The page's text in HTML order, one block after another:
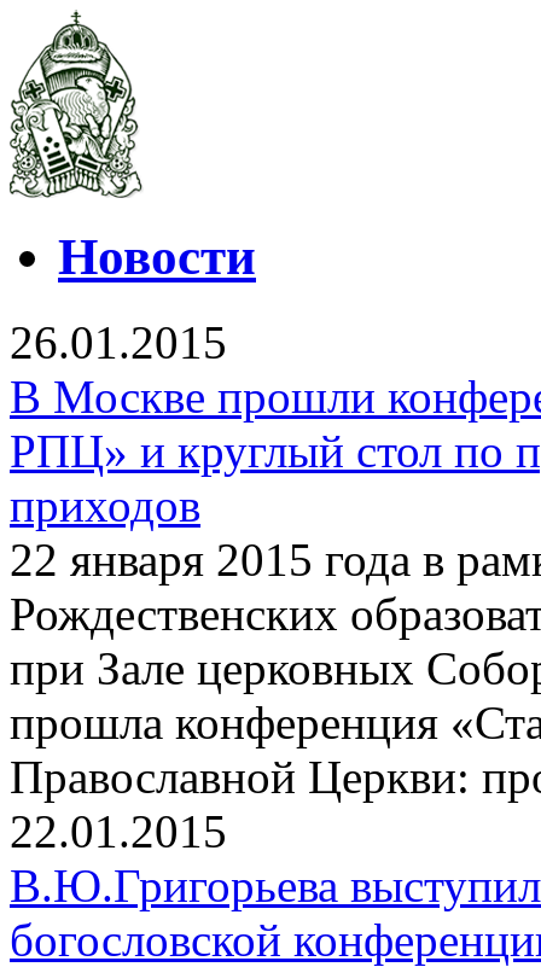
Новости
26.01.2015
В Москве прошли
РПЦ» и круглый стол по
приходов
22 января 2015 года в
Рождественских
при Зале церковных
прошла конференция
Православной Церкви:
22.01.2015
В.Ю.Григорьева
богословской